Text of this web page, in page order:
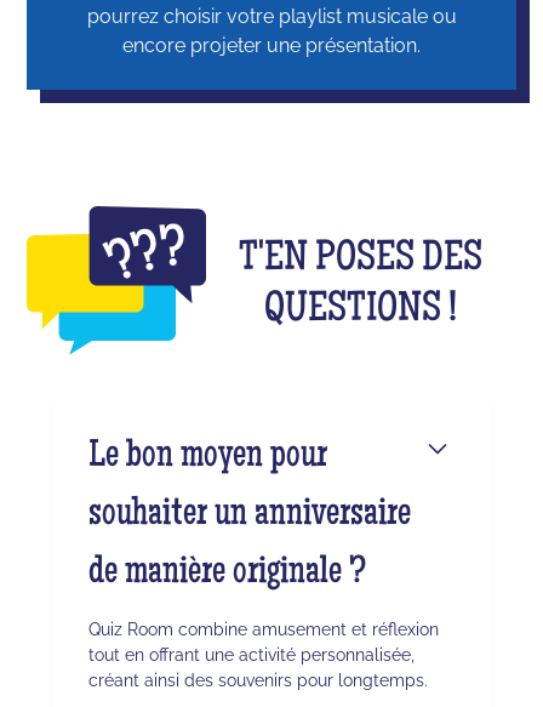
pourrez choisir votre playlist musicale ou
encore projeter une présentation.
T'EN POSES DES
QUESTIONS !
Le bon moyen pour
souhaiter un anniversaire
de manière originale ?
Quiz Room combine amusement et réflexion
tout en offrant une activité personnalisée,
créant ainsi des souvenirs pour longtemps.